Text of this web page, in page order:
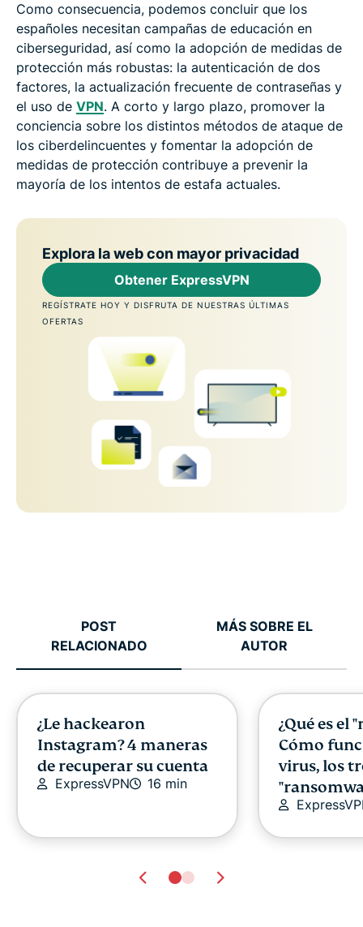
Como consecuencia, podemos concluir que los
españoles necesitan campañas de educación en
ciberseguridad, así como la adopción de medidas de
protección más robustas: la autenticación de dos
factores, la actualización frecuente de contraseñas y
el uso de VPN. A corto y largo plazo, promover la
conciencia sobre los distintos métodos de ataque de
los ciberdelincuentes y fomentar la adopción de
medidas de protección contribuye a prevenir la
mayoría de los intentos de estafa actuales.
Explora la web con mayor privacidad
Obtener ExpressVPN
REGÍSTRATE HOY Y DISFRUTA DE NUESTRAS ÚLTIMAS
OFERTAS
POST
RELACIONADO
MÁS SOBRE EL
AUTOR
¿Le hackearon
Instagram? 4 maneras
de recuperar su cuenta
ExpressVPN 16 min
¿Qué es el
Cómo
virus, los